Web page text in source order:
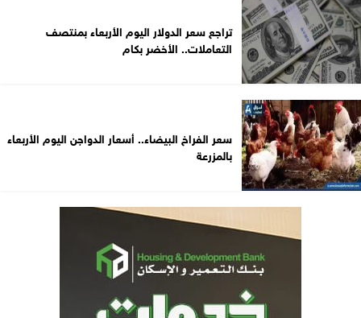
تراجع سعر الدولار اليوم الأربعاء بمنتصف
التعاملات.. الأخضر بكام
سعر الفراخ البيضاء.. أسعار الدواجن اليوم الأربعاء
بالمزرعة